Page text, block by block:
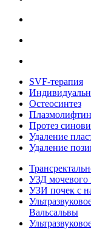
SVF-терапия
Остеосинтез
Протез
Удаление
Удаление
УЗД мочевого
УЗИ почек с
Вальсальвы